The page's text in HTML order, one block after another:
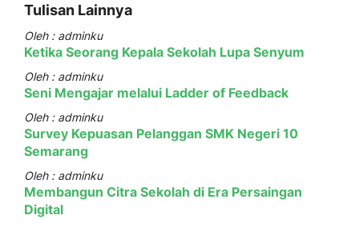
Tulisan Lainnya
Oleh : adminku
Ketika Seorang Kepala Sekolah Lupa Senyum
Oleh : adminku
Seni Mengajar melalui Ladder of Feedback
Oleh : adminku
Survey Kepuasan Pelanggan SMK Negeri 10
Semarang
Oleh : adminku
Membangun Citra Sekolah di Era Persaingan
Digital